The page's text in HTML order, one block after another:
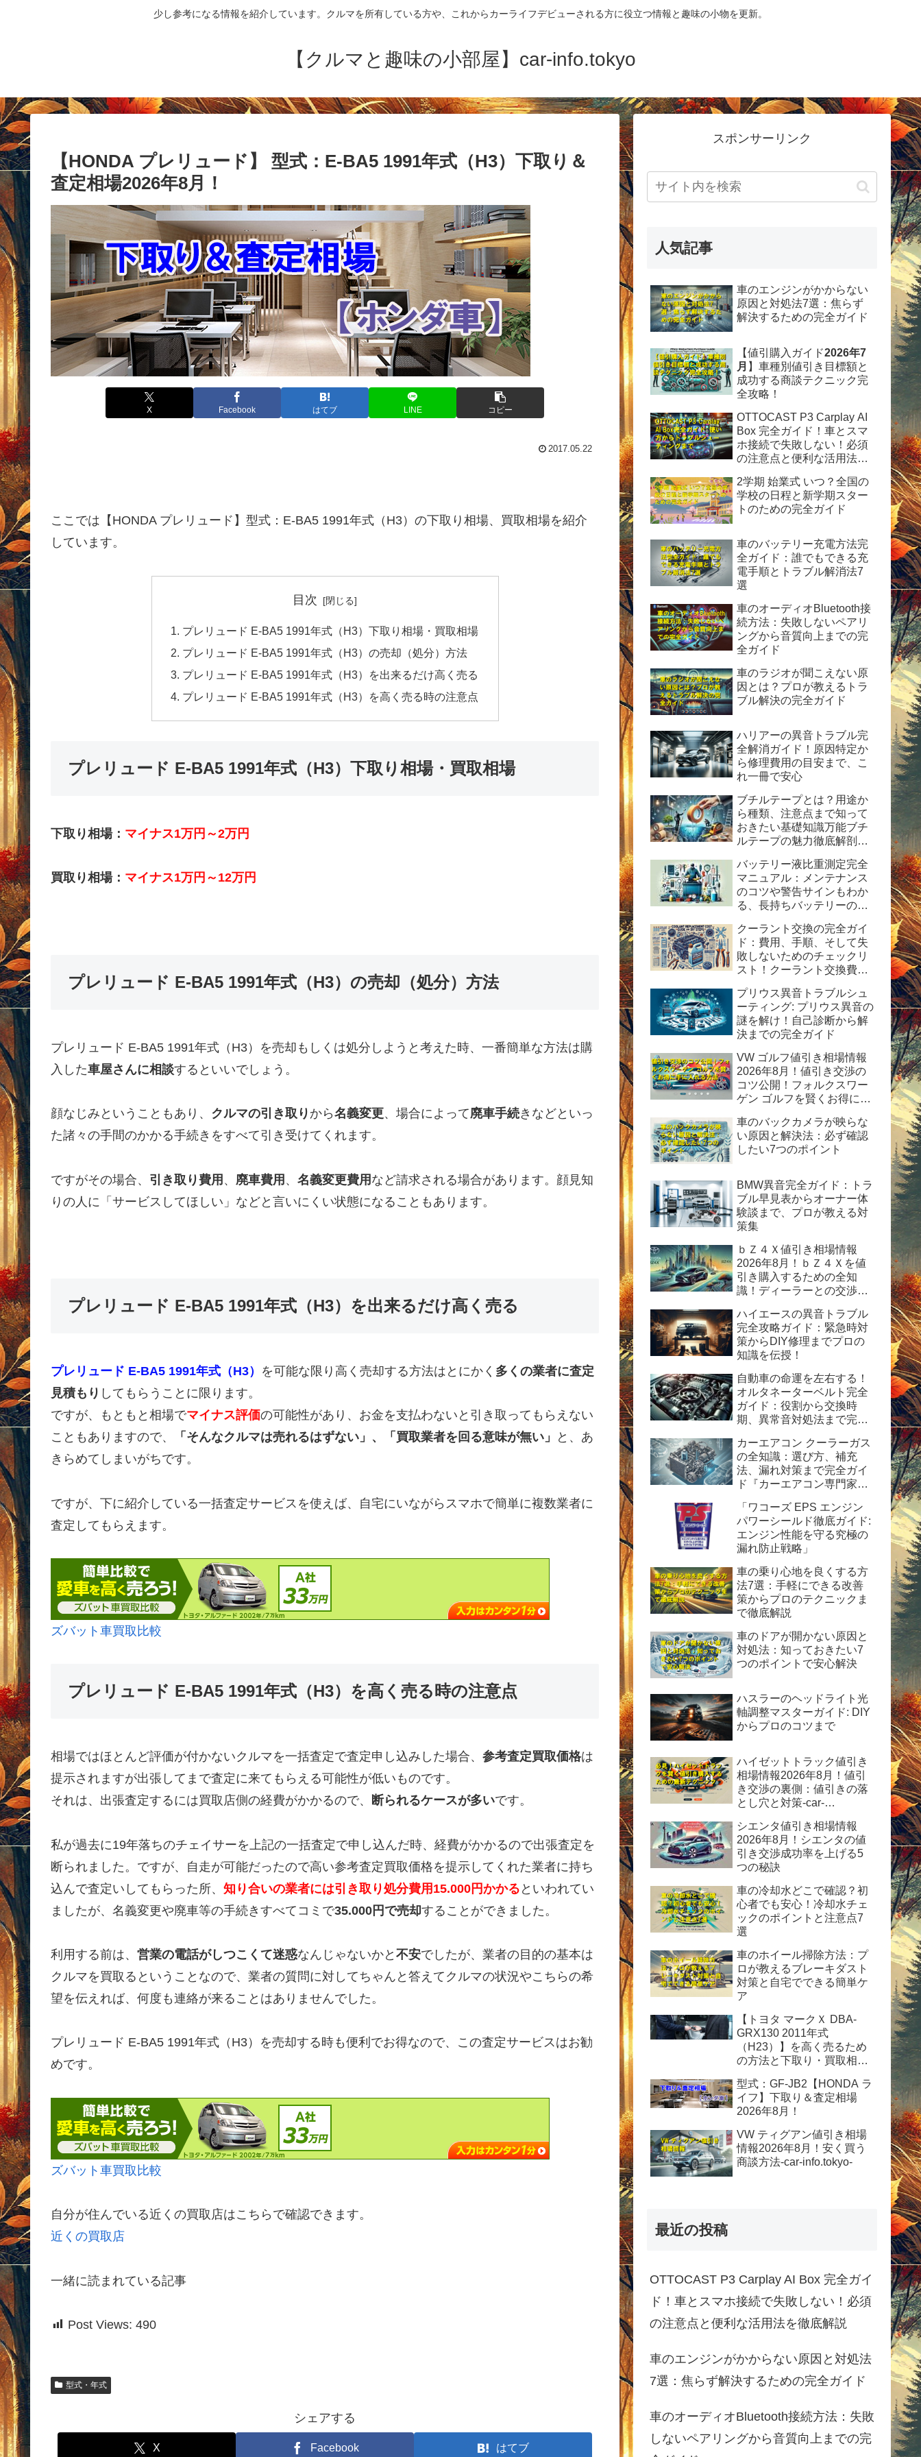
少し参考になる情報を紹介しています。クルマを所有している方や、これからカーライフデビューされる方に役立つ情報と趣味の小物を更新。
【クルマと趣味の小部屋】car-info.tokyo
【HONDA プレリュード】 型式：E-BA5 1991年式（H3）下取り＆
査定相場2026年8月！
X Facebook はてブ LINE コピー
2017.05.22
ここでは【HONDA プレリュード】型式：E-BA5 1991年式（H3）の下取り相場、買取相場を紹介
しています。
目次
プレリュード E-BA5 1991年式（H3）下取り相場・買取相場
プレリュード E-BA5 1991年式（H3）の売却（処分）方法
プレリュード E-BA5 1991年式（H3）を出来るだけ高く売る
プレリュード E-BA5 1991年式（H3）を高く売る時の注意点
プレリュード E-BA5 1991年式（H3）下取り相場・買取相場
下取り相場： マイナス1万円～2万円
買取り相場： マイナス1万円～12万円
プレリュード E-BA5 1991年式（H3）の売却（処分）方法
プレリュード E-BA5 1991年式（H3）を売却もしくは処分しようと考えた時、一番簡単な方法は購
入した車屋さんに相談するといいでしょう。
顔なじみということもあり、 クルマの引き取り から名義変更、場合によって廃車手続きなどといっ
た諸々の手間のかかる手続きをすべて引き受けてくれます。
ですがその場合、 引き取り費用 、 廃車費用 、 名義変更費用 など請求される場合があります。顔見知
りの人に「サービスしてほしい」などと言いにくい状態になることもあります。
プレリュード E-BA5 1991年式（H3）を出来るだけ高く売る
プレリュード E-BA5 1991年式（H3） を可能な限り高く売却する方法はとにかく 多くの業者に査定
見積もり してもらうことに限ります。
ですが、もともと相場でマイナス評価の可能性があり、お金を支払わないと引き取ってもらえない
こともありますので、
「そんなクルマは売れるはずない」、「買取業者を回る意味が無い」
と、あ
きらめてしまいがちです。
ですが、下に紹介している一括査定サービスを使えば、自宅にいながらスマホで簡単に複数業者に
査定してもらえます。
ズバット車買取比較
プレリュード E-BA5 1991年式（H3）を高く売る時の注意点
相場ではほとんど評価が付かないクルマを一括査定で査定申し込みした場合、 参考査定買取価格は
提示されますが出張してまで査定に来てもらえる可能性が低いものです。
それは、出張査定するには買取店側の経費がかかるので、 断られるケースが多いです。
私が過去に19年落ちのチェイサーを上記の一括査定で申し込んだ時、経費がかかるので出張査定を
断られました。ですが、自走が可能だったので高い参考査定買取価格を提示してくれた業者に持ち
込んで査定いしてもらった所、 知り合いの業者には引き取り処分費用15.000円かかる といわれてい
ましたが、名義変更や廃車等の手続きすべてコミで35.000円で売却することができました。
利用する前は、 営業の電話がしつこくて迷惑なんじゃないかと 不安でしたが、業者の目的の基本は
クルマを買取るということなので、業者の質問に対してちゃんと答えてクルマの状況やこちらの希
望を伝えれば、何度も連絡が来ることはありませんでした。
プレリュード E-BA5 1991年式（H3）を売却する時も便利でお得なので、この査定サービスはお勧
めです。
ズバット車買取比較
自分が住んでいる近くの買取店はこちらで確認できます。
近くの買取店
一緒に読まれている記事
Post Views: 490
型式・年式
シェアする
X Facebook はてブ
スポンサーリンク
人気記事
車のエンジンがかからない
原因と対処法7選：焦らず
解決するための完全ガイド
【値引購入ガイド2026年7
月 】車種別値引き目標額と
成功する商談テクニック完
全攻略！
OTTOCAST P3 Carplay AI
Box 完全ガイド！車とスマ
ホ接続で失敗しない！必須
の注意点と便利な活用法を
2学期 始業式 いつ？全国の
学校の日程と新学期スター
トのための完全ガイド
車のバッテリー充電方法完
全ガイド：誰でもできる充
電手順とトラブル解消法7
選
車のオーディオBluetooth接
続方法：失敗しないペアリ
ングから音質向上までの完
全ガイド
車のラジオが聞こえない原
因とは？プロが教えるトラ
ブル解決の完全ガイド
ハリアーの異音トラブル完
全解消ガイド！原因特定か
ら修理費用の目安まで、こ
れ一冊で安心
ブチルテープとは？用途か
ら種類、注意点まで知って
おきたい基礎知識万能ブチ
ルテープの魅力徹底解剖！
定版ガイド
バッテリー液比重測定完全
マニュアル：メンテナンス
のコツや警告サインもわか
る、長持ちバッテリーの秘
クーラント交換の完全ガイ
ド：費用、手順、そして失
敗しないためのチェックリ
スト！クーラント交換費用
の手順と方法を紹介。
プリウス異音トラブルシュ
ーティング: プリウス異音の
謎を解け！自己診断から解
決までの完全ガイド
VW ゴルフ値引き相場情報
2026年8月！値引き交渉の
コツ公開！フォルクスワー
ゲン ゴルフを賢くお得に手
車のバックカメラが映らな
い原因と解決法：必ず確認
したい7つのポイント
BMW異音完全ガイド：トラ
ブル早見表からオーナー体
験談まで、プロが教える対
策集
ｂＺ４Ｘ値引き相場情報
2026年8月！ｂＺ４Ｘを値
引き購入するための全知
識！ディーラーとの交渉術
完全ガイド
ハイエースの異音トラブル
完全攻略ガイド：緊急時対
策からDIY修理までプロの
知識を伝授！
自動車の命運を左右する！
オルタネーターベルト完全
ガイド：役割から交換時
期、異常音対処法まで完全
カーエアコン クーラーガス
の全知識：選び方、補充
法、漏れ対策まで完全ガイ
ド『カーエアコン専門家が
全ガイド：安全性、経済
性、および運用のヒント』
「ワコーズ EPS エンジン
パワーシールド徹底ガイド:
エンジン性能を守る究極の
漏れ防止戦略」
車の乗り心地を良くする方
法7選：手軽にできる改善
策からプロのテクニックま
で徹底解説
車のドアが開かない原因と
対処法：知っておきたい7
つのポイントで安心解決
ハスラーのヘッドライト光
軸調整マスターガイド: DIY
からプロのコツまで
ハイゼットトラック値引き
相場情報2026年8月！値引
き交渉の裏側：値引きの落
とし穴と対策-car-
シエンタ値引き相場情報
2026年8月！シエンタの値
引き交渉成功率を上げる5
つの秘訣
車の冷却水どこで確認？初
心者でも安心！冷却水チェ
ックのポイントと注意点7
選
車のホイール掃除方法：プ
ロが教えるブレーキダスト
対策と自宅でできる簡単ケ
ア
【トヨタ マークＸ DBA-
GRX130 2011年式
（H23）】を高く売るため
の方法と下取り・買取相場
型式：GF-JB2【HONDA ラ
イフ】下取り＆査定相場
2026年8月！
VW ティグアン値引き相場
情報2026年8月！安く買う
商談方法-car-info.tokyo-
最近の投稿
OTTOCAST P3 Carplay AI Box 完全ガイ
ド！車とスマホ接続で失敗しない！必須
の注意点と便利な活用法を徹底解説
車のエンジンがかからない原因と対処法
7選：焦らず解決するための完全ガイド
車のオーディオBluetooth接続方法：失敗
しないペアリングから音質向上までの完